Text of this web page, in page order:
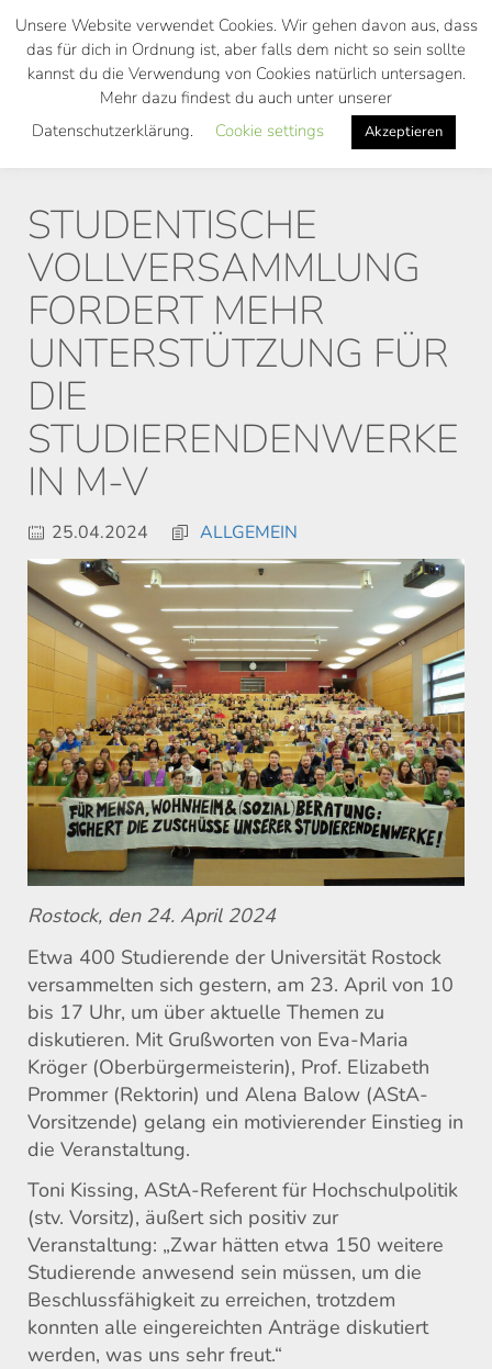
Skip
main
STUDENTISCHE
VOLLVERSAMMLUNG
FORDERT MEHR
UNTERSTÜTZUNG FÜR
DIE
STUDIERENDENWERKE
IN M-V
25.04.2024 ALLGEMEIN
Rostock, den 24. April 2024
Etwa 400 Studierende der Universität Rostock
versammelten sich gestern, am 23. April von 10
bis 17 Uhr, um über aktuelle Themen zu
diskutieren. Mit Grußworten von Eva-Maria
Kröger (Oberbürgermeisterin), Prof. Elizabeth
Prommer (Rektorin) und Alena Balow (AStA-
Vorsitzende) gelang ein motivierender Einstieg in
die Veranstaltung.
Toni Kissing, AStA-Referent für Hochschulpolitik
(stv. Vorsitz), äußert sich positiv zur
Veranstaltung: „Zwar hätten etwa 150 weitere
Studierende anwesend sein müssen, um die
Beschlussfähigkeit zu erreichen, trotzdem
konnten alle eingereichten Anträge diskutiert
werden, was uns sehr freut.“
Unsere Website verwendet Cookies. Wir gehen davon aus, dass
das für dich in Ordnung ist, aber falls dem nicht so sein sollte
kannst du die Verwendung von Cookies natürlich untersagen.
Mehr dazu findest du auch unter unserer
Datenschutzerklärung.
Cookie settings Akzeptieren